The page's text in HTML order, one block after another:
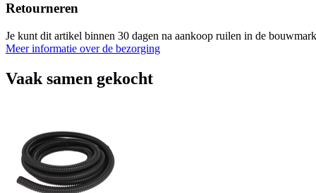
Retourneren
Je kunt dit artikel binnen 30 dagen na aankoop ruilen in de
Meer informatie over de bezorging
Vaak samen gekocht